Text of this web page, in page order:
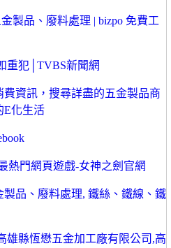
製品、廢料處理 | bizpo 免費工
重犯│TVBS新聞網
資訊，搜尋詳盡的五金製品商
E化生活
熱門網頁遊戲-女神之劍官網
品、廢料處理, 鐵絲、鐵線、鐵
雄縣恆懋五金加工廠有限公司,高